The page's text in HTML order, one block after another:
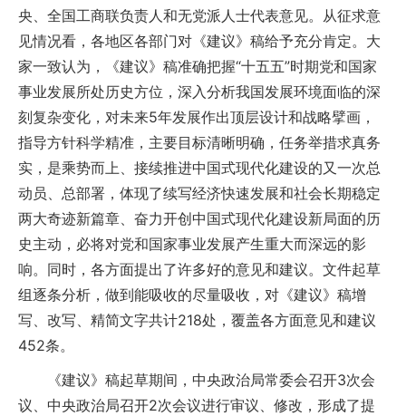
央、全国工商联负责人和无党派人士代表意见。从征求意
见情况看，各地区各部门对《建议》稿给予充分肯定。大
家一致认为，《建议》稿准确把握“十五五”时期党和国家
事业发展所处历史方位，深入分析我国发展环境面临的深
刻复杂变化，对未来5年发展作出顶层设计和战略擘画，
指导方针科学精准，主要目标清晰明确，任务举措求真务
实，是乘势而上、接续推进中国式现代化建设的又一次总
动员、总部署，体现了续写经济快速发展和社会长期稳定
两大奇迹新篇章、奋力开创中国式现代化建设新局面的历
史主动，必将对党和国家事业发展产生重大而深远的影
响。同时，各方面提出了许多好的意见和建议。文件起草
组逐条分析，做到能吸收的尽量吸收，对《建议》稿增
写、改写、精简文字共计218处，覆盖各方面意见和建议
452条。
《建议》稿起草期间，中央政治局常委会召开3次会
议、中央政治局召开2次会议进行审议、修改，形成了提